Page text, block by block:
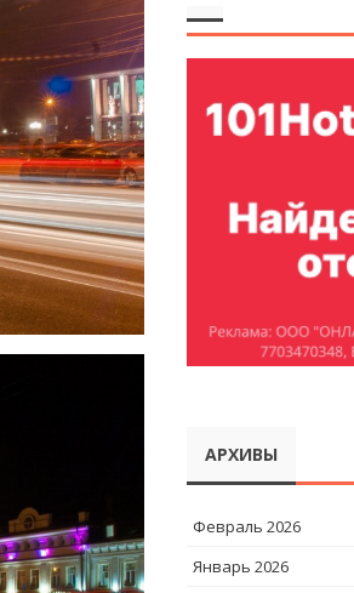
АРХИВЫ
Февраль 2026
Январь 2026